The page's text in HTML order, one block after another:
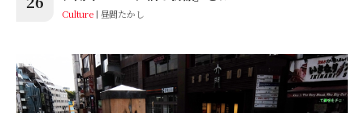
Culture 昼間たかし